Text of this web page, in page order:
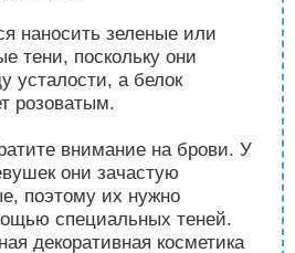
наносить зеленые или
тени, поскольку они
усталости, а белок
розоватым.
внимание на брови. У
они зачастую
поэтому их нужно
специальных теней.
декоративная косметика